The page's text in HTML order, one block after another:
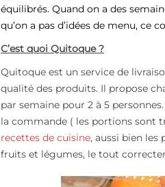
équilibrés. Quand on a des
qu’on a pas d’idées de menu, ce
C’est quoi Quitoque ?
Quitoque est un service de
qualité des produits. Il propose
par semaine pour 2 à 5
la commande ( les portions sont
recettes de cuisine, aussi bien les
fruits et légumes, le tout